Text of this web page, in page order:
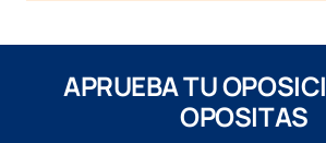
APRUEBA TU
OPOSITAS